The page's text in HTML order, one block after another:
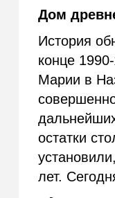
Дом
История
конце
Марии в
остатки
лет.